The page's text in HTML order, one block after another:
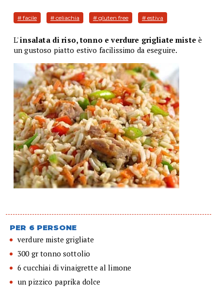
# facile # celiachia # gluten free # estiva
L'insalata di riso, tonno e verdure grigliate miste è
un gustoso piatto estivo facilissimo da eseguire.
PER 6 PERSONE
verdure miste grigliate
300 gr tonno sottolio
6 cucchiai di vinaigrette al limone
un pizzico paprika dolce